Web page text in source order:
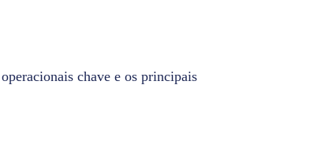
chave e os principais